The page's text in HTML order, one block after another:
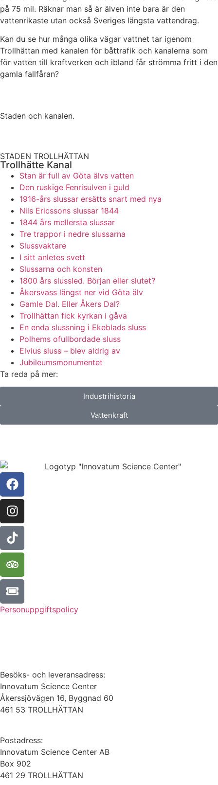
på 75 mil. Räknar man så är älven inte bara är den
vattenrikaste utan också Sveriges längsta vattendrag.
Kan du se hur många olika vägar vattnet tar igenom
Trollhättan med kanalen för båttrafik och kanalerna som
för vatten till kraftverken och ibland får strömma fritt i den
gamla fallfåran?
Staden och kanalen.
STADEN TROLLHÄTTAN
Trollhätte Kanal
Stan är full av Göta älvs vatten
Den ruskige Fenrisulven i guld
1916-års slussar ersätts snart med nya
Nils Ericssons slussar 1844
1844 års mellersta slussar
Tre trappor i nedre slussarna
Slussvaktare
I sitt anletes svett
Slussarna och konsten
1800 års slussled. Början eller slutet?
Åkersvass längst ner vid Göta älv
Gamle Dal. Eller Åkers Dal?
Trollhättan fick kyrkan i gåva
En enda slussning i Ekeblads sluss
Polhems ofullbordade sluss
Elvius sluss – blev aldrig av
Jubileumsmonumentet
Ta reda på mer:
Industrihistoria
Vattenkraft
Personuppgiftspolicy
Besöks- och leveransadress:
Innovatum Science Center
Åkerssjövägen 16, Byggnad 60
461 53 TROLLHÄTTAN
Postadress:
Innovatum Science Center AB
Box 902
461 29 TROLLHÄTTAN